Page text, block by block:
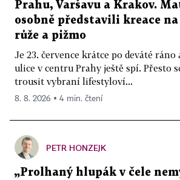
Prahu, Varšavu a Krakov.
osobně představili kreace na
růže a pižmo
Je 23. července krátce po deváté ráno
ulice v centru Prahy ještě spí. Přesto
trousit vybraní lifestyloví...
8. 8. 2026 ▪ 4 min. čtení
PETR HONZEJK
„Prolhaný hlupák v čele